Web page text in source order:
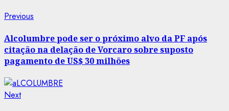
Post
navigation
Previous
Alcolumbre pode ser o próximo alvo da PF após
citação na delação de Vorcaro sobre suposto
pagamento de US$ 30 milhões
NextNext